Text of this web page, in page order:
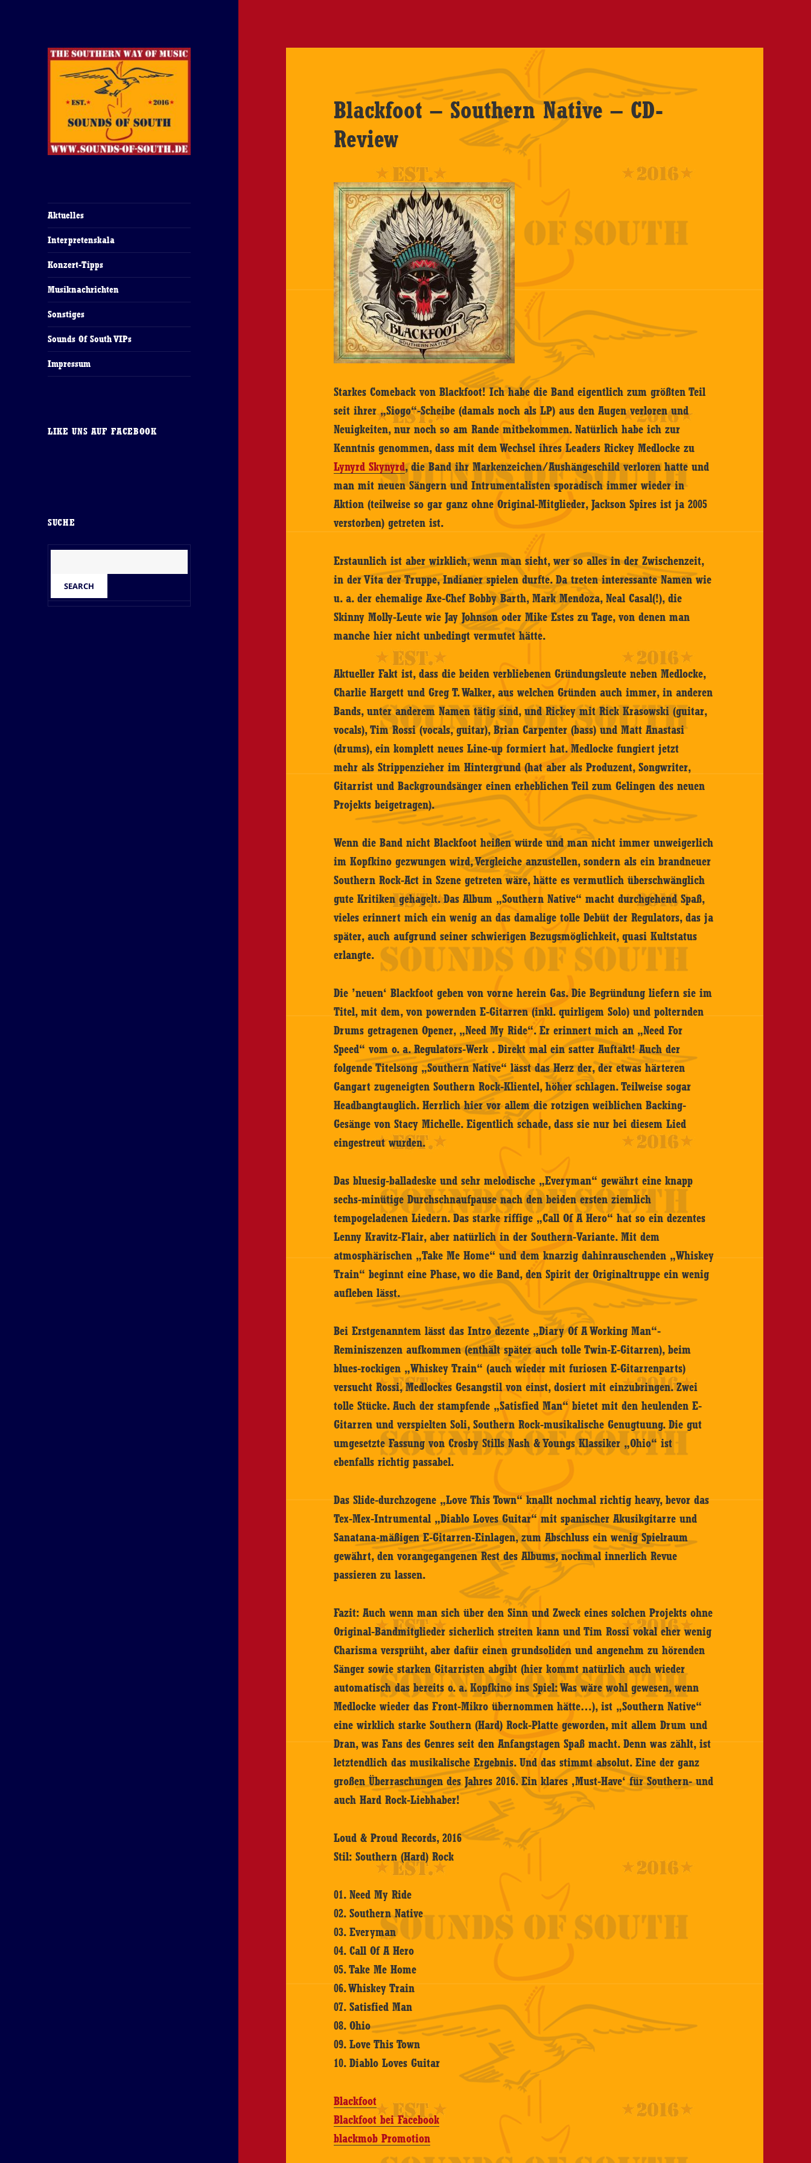
Aktuelles
Interpretenskala
Konzert-Tipps
Musiknachrichten
Sonstiges
Sounds Of South VIPs
Impressum
LIKE UNS AUF FACEBOOK
SUCHE
Blackfoot – Southern Native – CD-
Review
Starkes Comeback von Blackfoot! Ich habe die Band eigentlich zum größten Teil
seit ihrer „Siogo“-Scheibe (damals noch als LP) aus den Augen verloren und
Neuigkeiten, nur noch so am Rande mitbekommen. Natürlich habe ich zur
Kenntnis genommen, dass mit dem Wechsel ihres Leaders Rickey Medlocke zu
Lynyrd Skynyrd, die Band ihr Markenzeichen/Aushängeschild verloren hatte und
man mit neuen Sängern und Intrumentalisten sporadisch immer wieder in
Aktion (teilweise so gar ganz ohne Original-Mitglieder, Jackson Spires ist ja 2005
verstorben) getreten ist.
Erstaunlich ist aber wirklich, wenn man sieht, wer so alles in der Zwischenzeit,
in der Vita der Truppe, Indianer spielen durfte. Da treten interessante Namen wie
u. a. der ehemalige Axe-Chef Bobby Barth, Mark Mendoza, Neal Casal(!), die
Skinny Molly-Leute wie Jay Johnson oder Mike Estes zu Tage, von denen man
manche hier nicht unbedingt vermutet hätte.
Aktueller Fakt ist, dass die beiden verbliebenen Gründungsleute neben Medlocke,
Charlie Hargett und Greg T. Walker, aus welchen Gründen auch immer, in anderen
Bands, unter anderem Namen tätig sind, und Rickey mit Rick Krasowski (guitar,
vocals), Tim Rossi (vocals, guitar), Brian Carpenter (bass) und Matt Anastasi
(drums), ein komplett neues Line-up formiert hat. Medlocke fungiert jetzt
mehr als Strippenzieher im Hintergrund (hat aber als Produzent, Songwriter,
Gitarrist und Backgroundsänger einen erheblichen Teil zum Gelingen des neuen
Projekts beigetragen).
Wenn die Band nicht Blackfoot heißen würde und man nicht immer unweigerlich
im Kopfkino gezwungen wird, Vergleiche anzustellen, sondern als ein brandneuer
Southern Rock-Act in Szene getreten wäre, hätte es vermutlich überschwänglich
gute Kritiken gehagelt. Das Album „Southern Native“ macht durchgehend Spaß,
vieles erinnert mich ein wenig an das damalige tolle Debüt der Regulators, das ja
später, auch aufgrund seiner schwierigen Bezugsmöglichkeit, quasi Kultstatus
erlangte.
Die ’neuen‘ Blackfoot geben von vorne herein Gas. Die Begründung liefern sie im
Titel, mit dem, von powernden E-Gitarren (inkl. quirligem Solo) und polternden
Drums getragenen Opener, „Need My Ride“. Er erinnert mich an „Need For
Speed“ vom o. a. Regulators-Werk . Direkt mal ein satter Auftakt! Auch der
folgende Titelsong „Southern Native“ lässt das Herz der, der etwas härteren
Gangart zugeneigten Southern Rock-Klientel, höher schlagen. Teilweise sogar
Headbangtauglich. Herrlich hier vor allem die rotzigen weiblichen Backing-
Gesänge von Stacy Michelle. Eigentlich schade, dass sie nur bei diesem Lied
eingestreut wurden.
Das bluesig-balladeske und sehr melodische „Everyman“ gewährt eine knapp
sechs-minütige Durchschnaufpause nach den beiden ersten ziemlich
tempogeladenen Liedern. Das starke riffige „Call Of A Hero“ hat so ein dezentes
Lenny Kravitz-Flair, aber natürlich in der Southern-Variante. Mit dem
atmosphärischen „Take Me Home“ und dem knarzig dahinrauschenden „Whiskey
Train“ beginnt eine Phase, wo die Band, den Spirit der Originaltruppe ein wenig
aufleben lässt.
Bei Erstgenanntem lässt das Intro dezente „Diary Of A Working Man“-
Reminiszenzen aufkommen (enthält später auch tolle Twin-E-Gitarren), beim
blues-rockigen „Whiskey Train“ (auch wieder mit furiosen E-Gitarrenparts)
versucht Rossi, Medlockes Gesangstil von einst, dosiert mit einzubringen. Zwei
tolle Stücke. Auch der stampfende „Satisfied Man“ bietet mit den heulenden E-
Gitarren und verspielten Soli, Southern Rock-musikalische Genugtuung. Die gut
umgesetzte Fassung von Crosby Stills Nash & Youngs Klassiker „Ohio“ ist
ebenfalls richtig passabel.
Das Slide-durchzogene „Love This Town“ knallt nochmal richtig heavy, bevor das
Tex-Mex-Intrumental „Diablo Loves Guitar“ mit spanischer Akusikgitarre und
Sanatana-mäßigen E-Gitarren-Einlagen, zum Abschluss ein wenig Spielraum
gewährt, den vorangegangenen Rest des Albums, nochmal innerlich Revue
passieren zu lassen.
Fazit: Auch wenn man sich über den Sinn und Zweck eines solchen Projekts ohne
Original-Bandmitglieder sicherlich streiten kann und Tim Rossi vokal eher wenig
Charisma versprüht, aber dafür einen grundsoliden und angenehm zu hörenden
Sänger sowie starken Gitarristen abgibt (hier kommt natürlich auch wieder
automatisch das bereits o. a. Kopfkino ins Spiel: Was wäre wohl gewesen, wenn
Medlocke wieder das Front-Mikro übernommen hätte…), ist „Southern Native“
eine wirklich starke Southern (Hard) Rock-Platte geworden, mit allem Drum und
Dran, was Fans des Genres seit den Anfangstagen Spaß macht. Denn was zählt, ist
letztendlich das musikalische Ergebnis. Und das stimmt absolut. Eine der ganz
großen Überraschungen des Jahres 2016. Ein klares ‚Must-Have‘ für Southern- und
auch Hard Rock-Liebhaber!
Loud & Proud Records, 2016
Stil: Southern (Hard) Rock
01. Need My Ride
02. Southern Native
03. Everyman
04. Call Of A Hero
05. Take Me Home
06. Whiskey Train
07. Satisfied Man
08. Ohio
09. Love This Town
10. Diablo Loves Guitar
Blackfoot
Blackfoot bei Facebook
blackmob Promotion